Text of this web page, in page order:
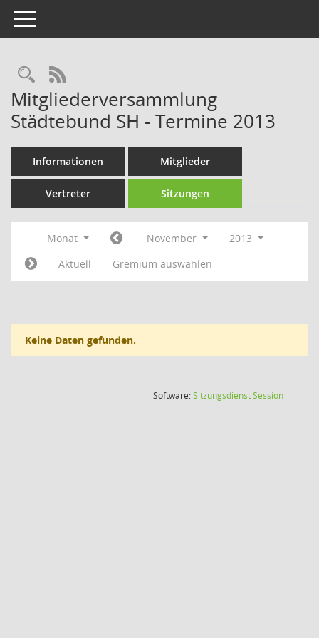
Toggle navigation
Rechercheauswahl
RSS-Feed
Mitgliederversammlung
Städtebund SH - Termine 2013
Informationen Mitglieder
Vertreter Sitzungen
Monat November
2013
Aktuell
Gremium auswählen
Keine Daten gefunden.
Software:SitzungsdienstSession(Wird in